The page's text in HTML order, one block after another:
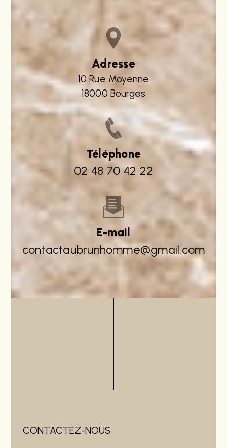
Adresse
10 Rue Moyenne
18000 Bourges
Téléphone
02 48 70 42 22
E-mail
contactaubrunhomme@gmail.com
CONTACTEZ-NOUS